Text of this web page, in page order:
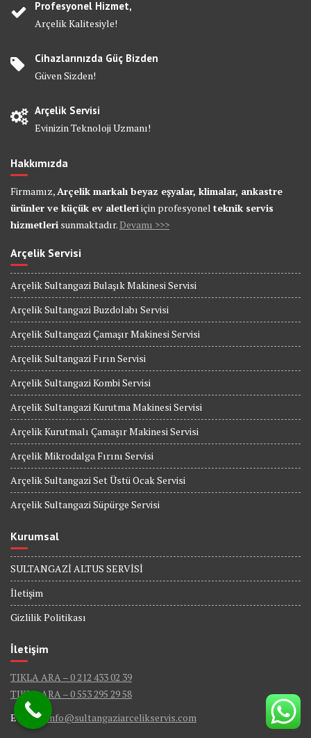
Profesyonel Hizmet,
Arçelik Kalitesiyle!
Cihazlarınızda Güç Bizden
Güven Sizden!
Arçelik Servisi
Evinizin Teknoloji Uzmanı!
Hakkımızda
Firmamız,Arçelik markalı beyaz eşyalar, klimalar, ankastre
ürünler ve küçük ev aletleriiçin profesyonel teknik servis
hizmetleri sunmaktadır.Devamı >>>
Arçelik Servisi
Arçelik Sultangazi Bulaşık Makinesi Servisi
Arçelik Sultangazi Buzdolabı Servisi
Arçelik Sultangazi Çamaşır Makinesi Servisi
Arçelik Sultangazi Fırın Servisi
Arçelik Sultangazi Kombi Servisi
Arçelik Sultangazi Kurutma Makinesi Servisi
Arçelik Kurutmalı Çamaşır Makinesi Servisi
Arçelik Mikrodalga Fırını Servisi
Arçelik Sultangazi Set Üstü Ocak Servisi
Arçelik Sultangazi Süpürge Servisi
Kurumsal
SULTANGAZİ ALTUS SERVİSİ
İletişim
Gizlilik Politikası
İletişim
TIKLA ARA – 0 212 433 02 39
TIKLA ARA – 0 553 295 29 58
E-Mail : info@sultangaziarcelikservis.com